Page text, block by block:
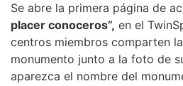
Se abre la primera página de
placer conoceros”, en el
centros miembros comparten
monumento junto a la foto de
aparezca el nombre del